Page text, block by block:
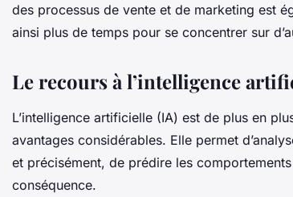
des processus de vente et de marketing est
ainsi plus de temps pour se concentrer sur
Le recours à l’intelligence
L’intelligence artificielle (IA) est de plus en
avantages considérables. Elle permet
et précisément, de prédire les
conséquence.